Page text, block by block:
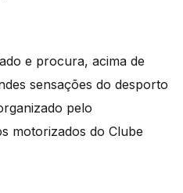
e procura, acima de
sensações do desporto
pelo
motorizados do Clube